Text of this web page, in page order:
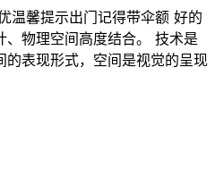
温馨提示出门记得带伞额 好的
物理空间高度结合。 技术是
表现形式，空间是视觉的呈现